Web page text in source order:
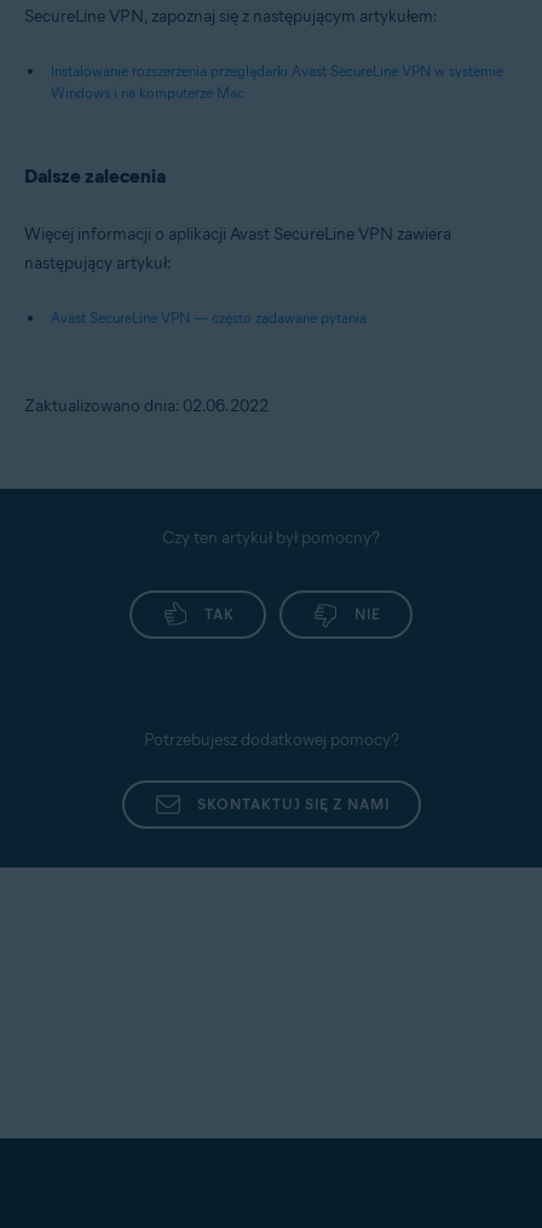
SecureLine VPN, zapoznaj się z następującym artykułem:
Instalowanie rozszerzenia przeglądarki Avast SecureLine VPN w systemie
Windows i na komputerze Mac
Dalsze zalecenia
Więcej informacji o aplikacji Avast SecureLine VPN zawiera
następujący artykuł:
Avast SecureLine VPN — często zadawane pytania
Zaktualizowano dnia: 02.06.2022
Czy ten artykuł był pomocny?
TAK NIE
Potrzebujesz dodatkowej pomocy?
SKONTAKTUJ SIĘ Z NAMI